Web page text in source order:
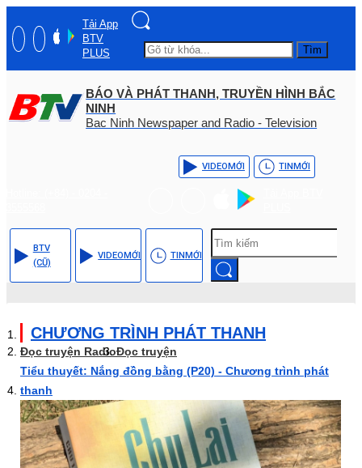
Tải App
BTV
PLUS
Tìm
BÁO VÀ PHÁT THANH, TRUYỀN HÌNH BẮC
NINH
Bac Ninh Newspaper and Radio - Television
VIDEOMỚI TINMỚI
BTV
(CŨ)
VIDEOMỚI TINMỚI
CHƯƠNG TRÌNH PHÁT THANH
Đọc truyện RadioĐọc truyện
Tiểu thuyết: Nắng đồng bằng (P20) - Chương trình phát
thanh